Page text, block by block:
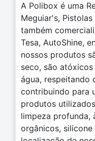
A Polibox é uma
Meguiar's,
também
Tesa, AutoShine,
nossos produtos
seco, são
água, respeitando
contribuindo para
produtos
limpeza profunda,
orgânicos,